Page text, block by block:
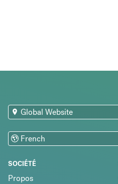
SOCIÉTÉ
Propos